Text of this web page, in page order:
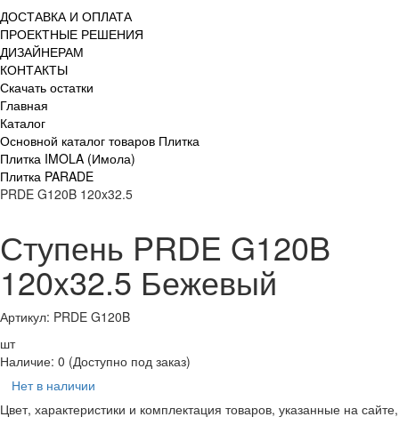
ДОСТАВКА И ОПЛАТА
ПРОЕКТНЫЕ РЕШЕНИЯ
ДИЗАЙНЕРАМ
КОНТАКТЫ
Скачать остатки
Главная
Каталог
Основной каталог товаров Плитка
Плитка IMOLA (Имола)
Плитка PARADE
PRDE G120B 120x32.5
Ступень PRDE G120B
120x32.5 Бежевый
Артикул: PRDE G120B
шт
Наличие: 0 (Доступно под заказ)
Нет в наличии
Цвет, характеристики и комплектация товаров, указанные на сайте,